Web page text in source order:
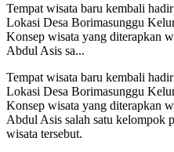
Tempat wisata baru kembali
Lokasi Desa Borimasunggu
Konsep wisata yang diterapkan
Abdul Asis sa...
Tempat wisata baru kembali
Lokasi Desa Borimasunggu
Konsep wisata yang diterapkan
Abdul Asis salah satu kelompok
wisata tersebut.